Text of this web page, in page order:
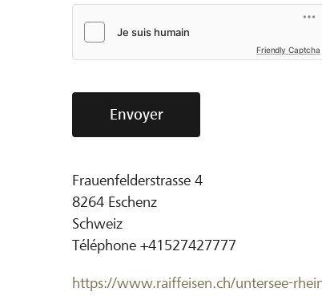
Friendly Captcha
Envoyer
Frauenfelderstrasse 4
8264 Eschenz
Schweiz
Téléphone +41527427777
https://www.raiffeisen.ch/untersee-